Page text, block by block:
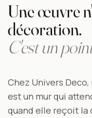
Une œuvre
décoration.
C'est un
Chez Univers
est un mur qui
quand elle reçoit la